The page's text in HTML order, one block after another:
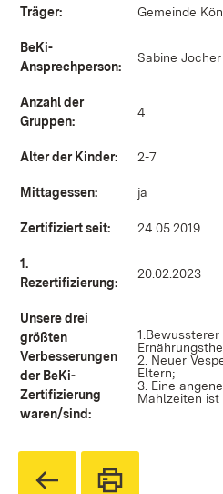
Träger: Gemeinde
BeKi-
Ansprechperson:
Sabine Jocher
Anzahl der
Gruppen:
4
Alter der Kinder: 2-7
Mittagessen: ja
Zertifiziert seit: 24.05.2019
1.
Rezertifizierung:
20.02.2023
Unsere drei
größten
Verbesserungen
der BeKi-
Zertifizierung
waren/sind:
2. Neuer
Eltern;
3. Eine
Mahlzeiten